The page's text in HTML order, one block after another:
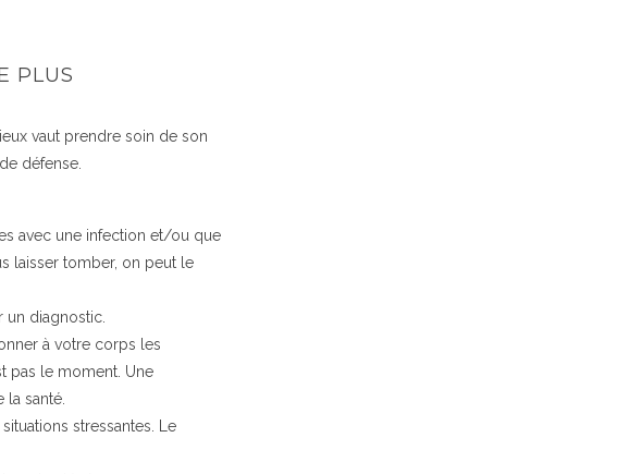
PLUS
vaut prendre soin de son
défense.
avec une infection et/ou que
laisser tomber, on peut le
un diagnostic.
à votre corps les
pas le moment. Une
santé.
stressantes. Le